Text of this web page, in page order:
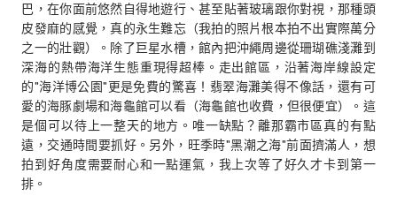
巴，在你面前悠然自得地遊行、甚至貼著玻璃跟你對視，那種頭
皮發麻的感覺，真的永生難忘（我拍的照片根本拍不出實際萬分
之一的壯觀）。除了巨星水槽，館內把沖繩周邊從珊瑚礁淺灘到
深海的熱帶海洋生態重現得超棒。走出館區，沿著海岸線設定
的"海洋博公園"更是免費的驚喜！翡翠海灘美得不像話，還有可
愛的海豚劇場和海龜館可以看（海龜館也收費，但很便宜）。這
是個可以待上一整天的地方。唯一缺點？離那霸市區真的有點
遠，交通時間要抓好。另外，旺季時"黑潮之海"前面擠滿人，想
拍到好角度需要耐心和一點運氣，我上次等了好久才卡到第一
排。